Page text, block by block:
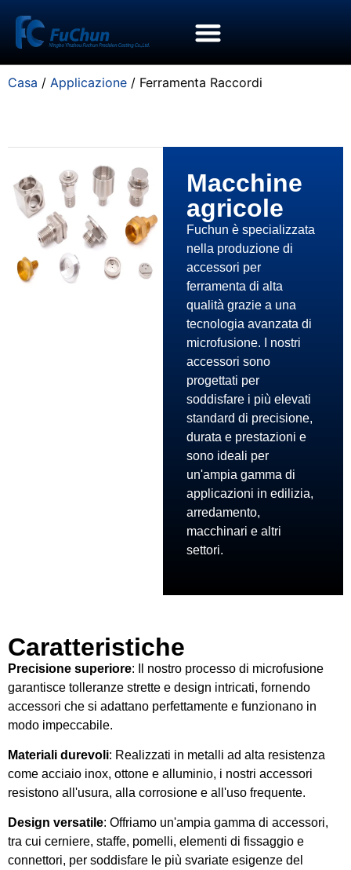
Casa / Applicazione / Ferramenta Raccordi
Macchine
agricole
Fuchun è specializzata
nella produzione di
accessori per
ferramenta di alta
qualità grazie a una
tecnologia avanzata di
microfusione. I nostri
accessori sono
progettati per
soddisfare i più elevati
standard di precisione,
durata e prestazioni e
sono ideali per
un'ampia gamma di
applicazioni in edilizia,
arredamento,
macchinari e altri
settori.
Caratteristiche
Precisione superiore: Il nostro processo di microfusione
garantisce tolleranze strette e design intricati, fornendo
accessori che si adattano perfettamente e funzionano in
modo impeccabile.
Materiali durevoli: Realizzati in metalli ad alta resistenza
come acciaio inox, ottone e alluminio, i nostri accessori
resistono all'usura, alla corrosione e all'uso frequente.
Design versatile: Offriamo un'ampia gamma di accessori,
tra cui cerniere, staffe, pomelli, elementi di fissaggio e
connettori, per soddisfare le più svariate esigenze del